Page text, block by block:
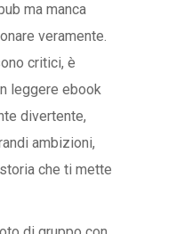
ma manca
veramente.
critici, è
leggere ebook
divertente,
ambizioni,
che ti mette